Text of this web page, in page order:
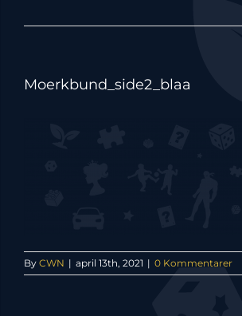
Moerkbund_side2_blaa
By CWN | april 13th, 2021 | 0 Kommentarer